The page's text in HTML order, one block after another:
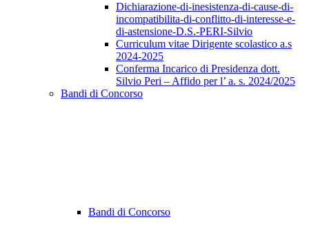
Dichiarazione-di-inesistenza-di-cause-di-
incompatibilita-di-conflitto-di-interesse-e-
di-astensione-D.S.-PERI-Silvio
Curriculum vitae Dirigente scolastico a.s
2024-2025
Conferma Incarico di Presidenza dott.
Silvio Peri – Affido per l’ a. s. 2024/2025
Bandi di Concorso
Bandi di Concorso